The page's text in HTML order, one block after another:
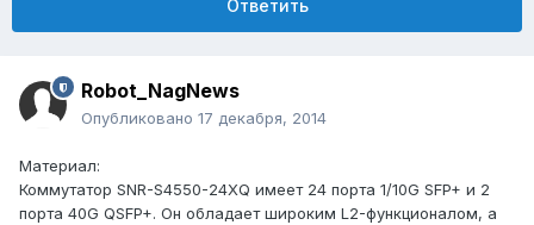
Ответить
Robot_NagNews
Опубликовано 17 декабря, 2014
Материал:
Коммутатор SNR-S4550-24XQ имеет 24 порта 1/10G SFP+ и 2
порта 40G QSFP+. Он обладает широким L2-функционалом, а